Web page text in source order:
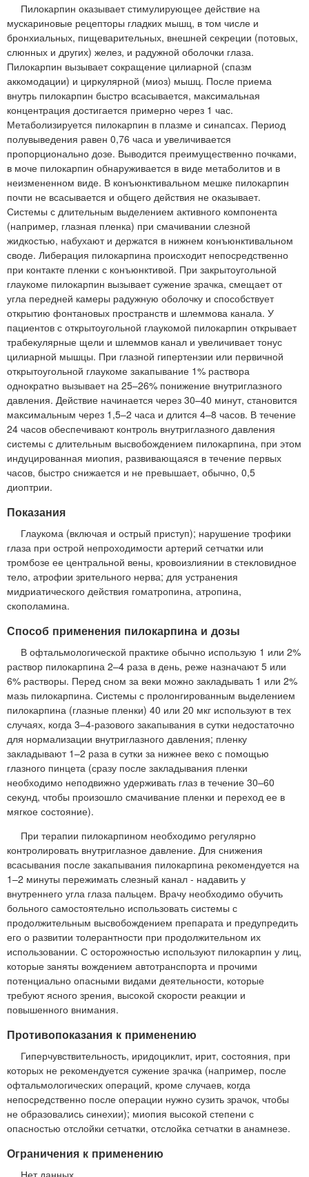
Пилокарпин оказывает стимулирующее действие на
мускариновые рецепторы гладких мышц, в том числе и
бронхиальных, пищеварительных, внешней секреции (потовых,
слюнных и других) желез, и радужной оболочки глаза.
Пилокарпин вызывает сокращение цилиарной (спазм
аккомодации) и циркулярной (миоз) мышц. После приема
внутрь пилокарпин быстро всасывается, максимальная
концентрация достигается примерно через 1 час.
Метаболизируется пилокарпин в плазме и синапсах. Период
полувыведения равен 0,76 часа и увеличивается
пропорционально дозе. Выводится преимущественно почками,
в моче пилокарпин обнаруживается в виде метаболитов и в
неизмененном виде. В конъюнктивальном мешке пилокарпин
почти не всасывается и общего действия не оказывает.
Системы с длительным выделением активного компонента
(например, глазная пленка) при смачивании слезной
жидкостью, набухают и держатся в нижнем конъюнктивальном
своде. Либерация пилокарпина происходит непосредственно
при контакте пленки с конъюнктивой. При закрытоугольной
глаукоме пилокарпин вызывает сужение зрачка, смещает от
угла передней камеры радужную оболочку и способствует
открытию фонтановых пространств и шлеммова канала. У
пациентов с открытоугольной глаукомой пилокарпин открывает
трабекулярные щели и шлеммов канал и увеличивает тонус
цилиарной мышцы. При глазной гипертензии или первичной
открытоугольной глаукоме закапывание 1% раствора
однократно вызывает на 25–26% понижение внутриглазного
давления. Действие начинается через 30–40 минут, становится
максимальным через 1,5–2 часа и длится 4–8 часов. В течение
24 часов обеспечивают контроль внутриглазного давления
системы с длительным высвобождением пилокарпина, при этом
индуцированная миопия, развивающаяся в течение первых
часов, быстро снижается и не превышает, обычно, 0,5
диоптрии.
Показания
Глаукома (включая и острый приступ); нарушение трофики
глаза при острой непроходимости артерий сетчатки или
тромбозе ее центральной вены, кровоизлиянии в стекловидное
тело, атрофии зрительного нерва; для устранения
мидриатического действия гоматропина, атропина,
скополамина.
Способ применения пилокарпина и дозы
В офтальмологической практике обычно использую 1 или 2%
раствор пилокарпина 2–4 раза в день, реже назначают 5 или
6% растворы. Перед сном за веки можно закладывать 1 или 2%
мазь пилокарпина. Системы с пролонгированным выделением
пилокарпина (глазные пленки) 40 или 20 мкг используют в тех
случаях, когда 3–4-разового закапывания в сутки недостаточно
для нормализации внутриглазного давления; пленку
закладывают 1–2 раза в сутки за нижнее веко с помощью
глазного пинцета (сразу после закладывания пленки
необходимо неподвижно удерживать глаз в течение 30–60
секунд, чтобы произошло смачивание пленки и переход ее в
мягкое состояние).
При терапии пилокарпином необходимо регулярно
контролировать внутриглазное давление. Для снижения
всасывания после закапывания пилокарпина рекомендуется на
1–2 минуты пережимать слезный канал - надавить у
внутреннего угла глаза пальцем. Врачу необходимо обучить
больного самостоятельно использовать системы с
продолжительным высвобождением препарата и предупредить
его о развитии толерантности при продолжительном их
использовании. С осторожностью используют пилокарпин у лиц,
которые заняты вождением автотранспорта и прочими
потенциально опасными видами деятельности, которые
требуют ясного зрения, высокой скорости реакции и
повышенного внимания.
Противопоказания к применению
Гиперчувствительность, иридоциклит, ирит, состояния, при
которых не рекомендуется сужение зрачка (например, после
офтальмологических операций, кроме случаев, когда
непосредственно после операции нужно сузить зрачок, чтобы
не образовались синехии); миопия высокой степени с
опасностью отслойки сетчатки, отслойка сетчатки в анамнезе.
Ограничения к применению